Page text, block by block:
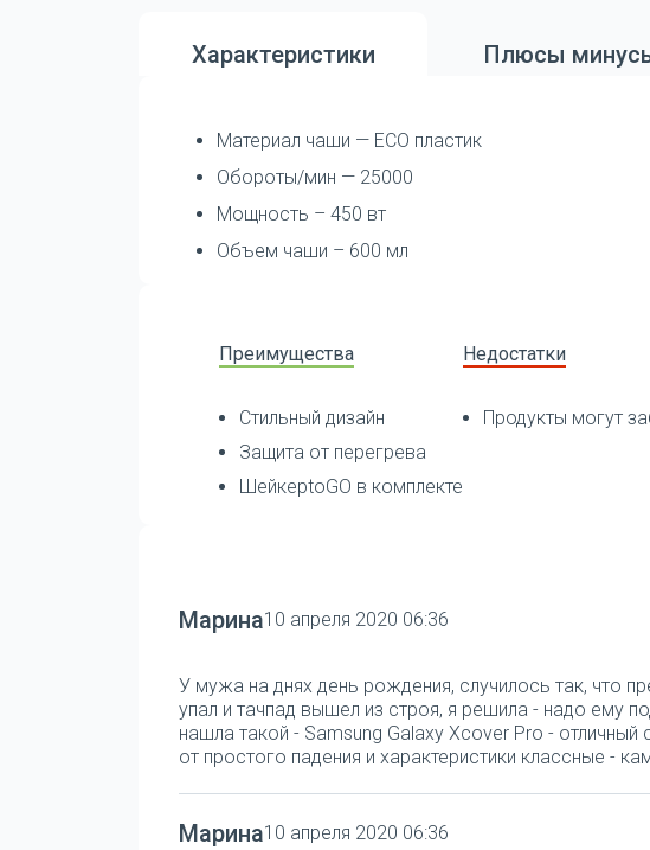
Характеристики Плюсы
Материал чаши — ECO пластик
Обороты/мин — 25000
Мощность – 450 вт
Объем чаши – 600 мл
Преимущества
Стильный дизайн
Защита от перегрева
ШейкерtoGO в комплекте
Недостатки
Продукты могут
Марина10 апреля 2020 06:36
У мужа на днях день рождения, случилось так, что
упал и тачпад вышел из строя, я решила - надо ему
нашла такой - Samsung Galaxy Xcover Pro - отличный
от простого падения и характеристики классные -
Марина10 апреля 2020 06:36